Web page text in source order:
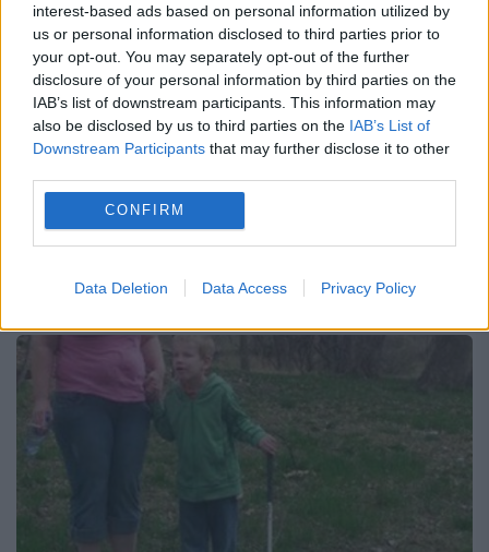
interest-based ads based on personal information utilized by
us or personal information disclosed to third parties prior to
your opt-out. You may separately opt-out of the further
disclosure of your personal information by third parties on the
IAB’s list of downstream participants. This information may
also be disclosed by us to third parties on the IAB’s List of
Downstream Participants that may further disclose it to other
CONFIRM
Data Deletion Data Access Privacy Policy
Un trecător nevinovat, chiar bine
intenţionat, şi-a pierdut doi dinţi şi a
fost tocat în bătaie lângă gară
24 FEBRUARIE 2015
tăbăcită de iubitul ei Către ora cinci
dimineaţa un trecător, în vârstă de 21 de ani
a sărit în apărarea unei...